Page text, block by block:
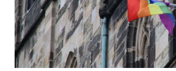
verlag
verlag
veranstaltungen